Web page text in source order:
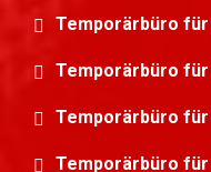
Temporärbüro
Temporärbüro
Temporärbüro für
Temporärbüro für